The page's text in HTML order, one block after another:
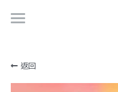
最新消息
返回所有商品分類